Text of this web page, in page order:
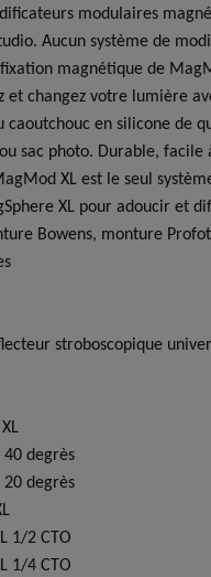
modulaires
Aucun système de
fixation magnétique de
et changez votre lumière
caoutchouc en silicone de
sac photo. Durable,
XL est le seul
XL pour adoucir et
Bowens, monture
stroboscopique
40 degrès
20 degrès
1/2 CTO
1/4 CTO